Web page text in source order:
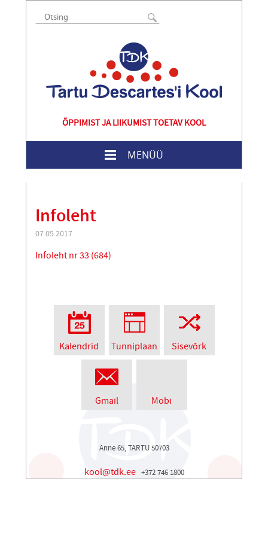
ÕPPIMIST JA LIIKUMIST TOETAV KOOL
MENÜÜ
Infoleht
07.05.2017
Infoleht nr 33 (684)
Kalendrid Tunniplaan Sisevõrk
Gmail Mobi
Anne 65, TARTU 50703
kool@tdk.ee +372 746 1800